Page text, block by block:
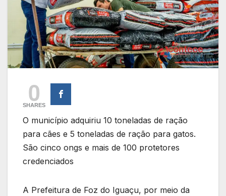
0
SHARES
O município adquiriu 10 toneladas de ração
para cães e 5 toneladas de ração para gatos.
São cinco ongs e mais de 100 protetores
credenciados
A Prefeitura de Foz do Iguaçu, por meio da